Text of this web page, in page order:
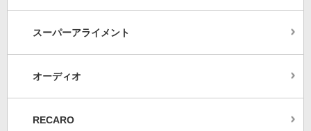
スーパーアライメント
オーディオ
RECARO